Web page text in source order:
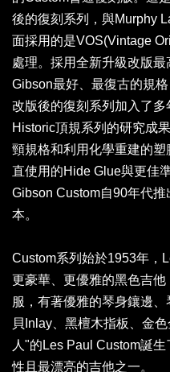
後的復刻系列，與Murphy
面採用的是VOS(Vintage
處理。採用全新升級改版
Gibson最好、最復古的規
改版後的復刻系列加入了
Historic頂規系列的研究成
頸規格和利用化學重建的
直使用的Hide Glue與更佳
Gibson Custom自90年代
本。
Custom系列始於1953年，
更豪華、更優雅的黑色吉
服，有著優雅的琴身鑲邊
貝Inlay、黑檀木指板、金
人"的Les Paul Custom誕
性且最漂亮的吉他之一。